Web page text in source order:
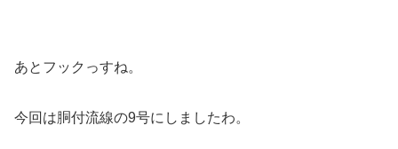
あとフックっすね。
今回は胴付流線の9号にしましたわ。